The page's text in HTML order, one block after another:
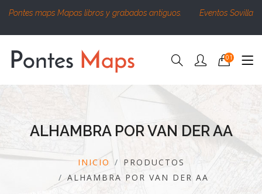
Pontes maps Mapas libros y grabados antiguos. Eventos Sovilla
01
ALHAMBRA POR VAN DER AA
INICIO
PRODUCTOS
ALHAMBRA POR VAN DER AA